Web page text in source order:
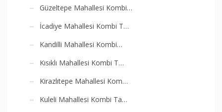
Güzeltepe Mahallesi Kombi…
İcadiye Mahallesi Kombi T…
Kandilli Mahallesi Kombi…
Kısıklı Mahallesi Kombi T…
Kirazlıtepe Mahallesi Kom…
Kuleli Mahallesi Kombi Ta…